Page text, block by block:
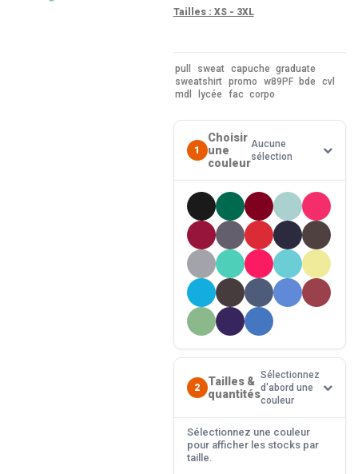
Tailles : XS - 3XL
pull sweat capuche graduate
sweatshirt promo w89PF bde cvl
mdl
lycée fac corpo
1
Choisir
une
couleur
Aucune
sélection
2
Tailles &
quantités
Sélectionnez
d'abord une
couleur
Sélectionnez une couleur
pour afficher les stocks par
taille.